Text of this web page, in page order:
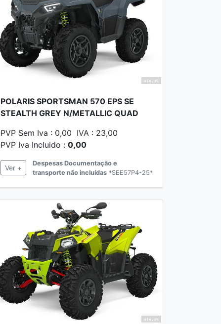
POLARIS SPORTSMAN 570 EPS SE
STEALTH GREY N/METALLIC QUAD
PVP Sem Iva : 0,00 IVA : 23,00
PVP Iva Incluido : 0,00
Ver +
Despesas Documentação e
transporte não incluídas *SEE57P4-25*